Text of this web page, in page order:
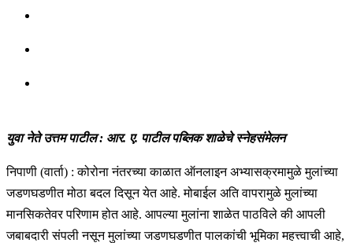
युवा नेते उत्तम पाटील : आर. ए. पाटील पब्लिक शाळेचे स्नेहसंमेलन
निपाणी (वार्ता) : कोरोना नंतरच्या काळात ऑनलाइन अभ्यासक्रमामुळे मुलांच्या
जडणघडणीत मोठा बदल दिसून येत आहे. मोबाईल अति वापरामुळे मुलांच्या
मानसिकतेवर परिणाम होत आहे. आपल्या मुलांना शाळेत पाठविले की आपली
जबाबदारी संपली नसून मुलांच्या जडणघडणीत पालकांची भूमिका महत्त्वाची आहे,